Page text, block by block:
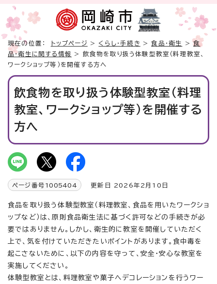
現在の位置： トップページ > くらし・手続き >食品・衛生 >食
品・衛生に関する情報
> 飲食物を取り扱う体験型教室（料理教室、
ワークショップ等）を開催する方へ
飲食物を取り扱う体験型教室（料理
教室、ワークショップ等）を開催する
方へ
ページ番号 1005404 更新日 2026年2月10日
食品を取り扱う体験型教室（料理教室、食品を用いたワークショ
ップなど）は、原則食品衛生法に基づく許可などの手続きが必
要ではありません。しかし、衛生的に教室を開催していただく
上で、気を付けていただきたいポイントがあります。食中毒を
起こさないために、以下の内容を守って、安全・安心な教室を
実施してください。
体験型教室とは、料理教室や菓子へデコレーションを行うワー